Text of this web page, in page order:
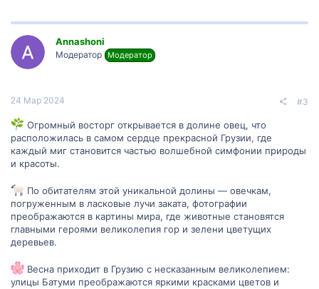
Annashoni
Модератор Модератор
24 Мар 2024 #3
Огромный восторг открывается в долине овец, что
расположилась в самом сердце прекрасной Грузии, где
каждый миг становится частью волшебной симфонии природы
и красоты.
По обитателям этой уникальной долины — овечкам,
погруженным в ласковые лучи заката, фотографии
преображаются в картины мира, где животные становятся
главными героями великолепия гор и зелени цветущих
деревьев.
Весна приходит в Грузию с несказанным великолепием:
улицы Батуми преображаются яркими красками цветов и